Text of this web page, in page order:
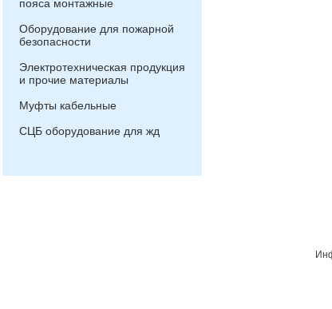
пояса монтажные
Оборудование для пожарной
безопасности
Электротехническая продукция
и прочие материалы
Муфты кабельные
СЦБ оборудование для жд